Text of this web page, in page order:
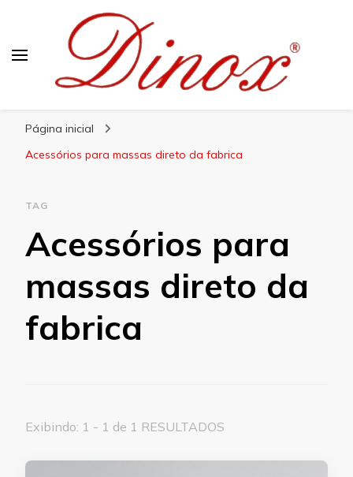
Página inicial
Acessórios para massas direto da fabrica
TAG
Acessórios para
massas direto da
fabrica
Exibindo: 1 - 1 de 1 RESULTADOS